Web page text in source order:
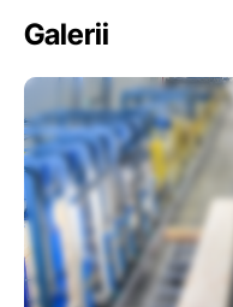
Galerii